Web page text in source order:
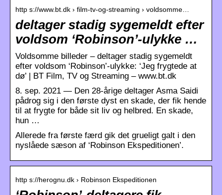
http s://www.bt.dk › film-tv-og-streaming › voldsomme…
deltager stadig sygemeldt efter
voldsom ‘Robinson’-ulykke …
Voldsomme billeder – deltager stadig sygemeldt
efter voldsom ‘Robinson’-ulykke: ‘Jeg frygtede at
dø’ | BT Film, TV og Streaming – www.bt.dk
8. sep. 2021 — Den 28-årige deltager Asma Saidi
pådrog sig i den første dyst en skade, der fik hende
til at frygte for både sit liv og helbred. En skade,
hun …
Allerede fra første færd gik det grueligt galt i den
nyslåede sæson af ‘Robinson Ekspeditionen’.
http s://herognu.dk › Robinson Ekspeditionen